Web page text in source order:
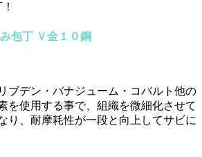
包丁 Ｖ金１０鋼
ブデン・バナジューム・コバルト他の
を使用する事で、組織を微細化させて
り、耐摩耗性が一段と向上してサビに